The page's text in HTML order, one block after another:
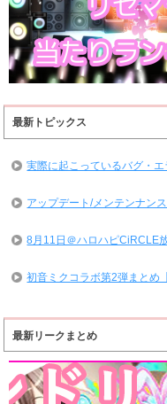
最新トピックス
実際に起こっているバグ・
アップデート/メンテンナン
8月11日＠ハロハピCiRCLE
初音ミクコラボ第2弾まとめ
最新リークまとめ